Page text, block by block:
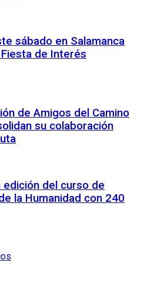
sábado en Salamanca
de Interés
de Amigos del Camino
su colaboración
edición del curso de
la Humanidad con 240